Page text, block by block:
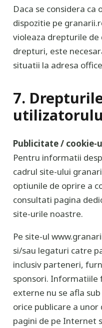
Daca se considera ca
dispozitie pe
violeaza drepturile
drepturi, este
situatii la adresa
7.
Publicitate / cookie-
Pentru informatii
cadrul site-ului
optiunile de oprire a
consultati pagina
site-urile noastre.
Pe site-ul
si/sau legaturi catre
inclusiv parteneri,
sponsori. Informatiile
externe nu se afla
orice publicare a
pagini de pe Internet